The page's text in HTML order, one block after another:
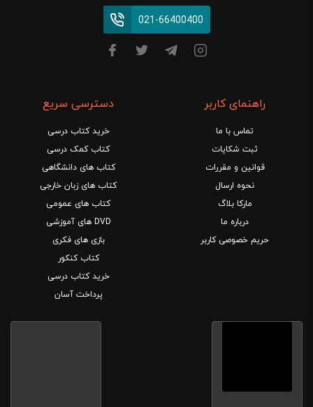
021-66400400
راهنمای کاربر
تماس با ما
ثبت شکایات
قوانین و مقررات
نحوه ارسال
مارکا بلاگ
درباره ما
حریم خصوصی کاربر
دسترسی سریع
خرید کتاب درسی
کتاب کمک درسی
کتاب های دانشگاهی
کتاب های زبان خارجی
کتاب های عمومی
DVD های آموزشی
بازی های فکری
کتاب کنکور
خرید کتاب درسی
پرداخت آسان